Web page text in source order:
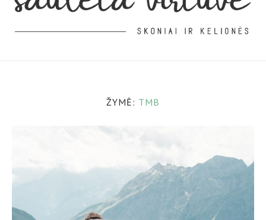
ŽYMĖ: TMB